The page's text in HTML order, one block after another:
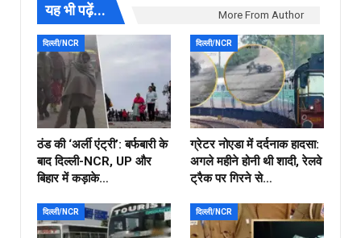
यह भी पढ़ें... More From Author
दिल्ली/NCR
ठंड की ‘अर्ली एंट्री’: बर्फबारी के
बाद दिल्ली-NCR, UP और
बिहार में कड़ाके…
दिल्ली/NCR
ग्रेटर नोएडा में दर्दनाक हादसा:
अगले महीने होनी थी शादी, रेलवे
ट्रैक पर गिरने से…
दिल्ली/NCR दिल्ली/NCR